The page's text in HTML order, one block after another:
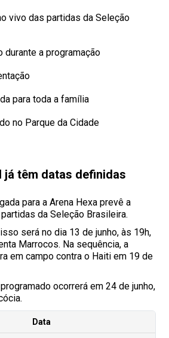
vivo das partidas da Seleção
durante a programação
para toda a família
no Parque da Cidade
têm datas definidas
para a Arena Hexa prevê a
da Seleção Brasileira.
será no dia 13 de junho, às 19h,
Marrocos. Na sequência, a
em campo contra o Haiti em 19 de
ocorrerá em 24 de junho,
Data